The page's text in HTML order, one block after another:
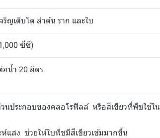
จริญเติบโต ลำต้น ราก และใบ
ซีซี)
น้ำ 20 ลิตร
วนประกอบของคลอโรฟิลล์ หรือสีเขียวที่พืชใช้ใน
ห์แสง ช่วยให้ใบพืชมีสีเขียวเข้มมากขึ้น